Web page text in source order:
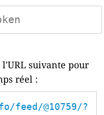
suivante pour
réel :
@10759/?